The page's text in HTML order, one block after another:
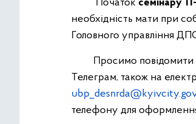
Початок семінару
необхідність мати при
Головного управління
Просимо повідомити
Телеграм, також на
телефону для оформлення